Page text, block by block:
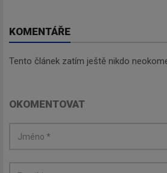
KOMENTÁŘE
Tento článek zatím ještě nikdo
OKOMENTOVAT